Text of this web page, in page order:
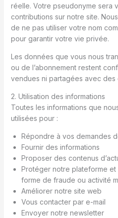
réelle. Votre pseudonyme sera
contributions sur notre site.
de ne pas utiliser votre nom
pour garantir votre vie privée.
Les données que vous nous
ou de l’abonnement restent
vendues ni partagées avec des
2. Utilisation des informations
Toutes les informations que
utilisées pour :
Répondre à vos demandes
Fournir des informations
Proposer des contenus
Protéger notre plateforme
forme de fraude ou activité
Améliorer notre site web
Vous contacter par e-mail
Envoyer notre newsletter